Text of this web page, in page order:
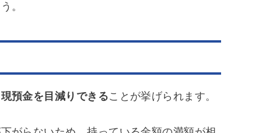
。
現預金を目減りできることが挙げられます。